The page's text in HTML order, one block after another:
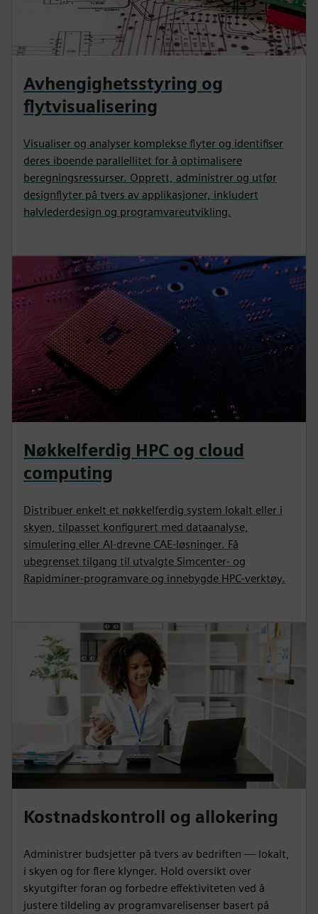
Avhengighetsstyring og
flytvisualisering
Visualiser og analyser komplekse flyter og identifiser
deres iboende parallellitet for å optimalisere
beregningsressurser. Opprett, administrer og utfør
designflyter på tvers av applikasjoner, inkludert
halvlederdesign og programvareutvikling.
Nøkkelferdig HPC og cloud
computing
Distribuer enkelt et nøkkelferdig system lokalt eller i
skyen, tilpasset konfigurert med dataanalyse,
simulering eller AI-drevne CAE-løsninger. Få
ubegrenset tilgang til utvalgte Simcenter- og
Rapidminer-programvare og innebygde HPC-verktøy.
Kostnadskontroll og allokering
Administrer budsjetter på tvers av bedriften — lokalt,
i skyen og for flere klynger. Hold oversikt over
skyutgifter foran og forbedre effektiviteten ved å
justere tildeling av programvarelisenser basert på